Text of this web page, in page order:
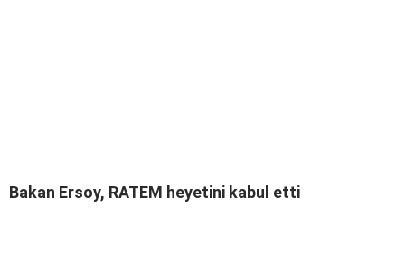
Bakan Ersoy, RATEM heyetini kabul etti